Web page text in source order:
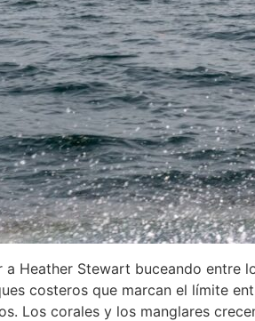
Heather Stewart buceando entre
costeros que marcan el límite
Los corales y los manglares